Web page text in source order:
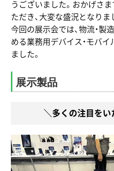
うございました。おかげさ
ただき、大変な盛況となりま
今回の展示会では、物流・製
める業務用デバイス・モバ
ました。
展示製品
＼多くの注目をい